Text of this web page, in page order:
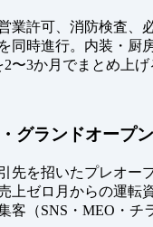
業許可、消防検査、
同時進行。内装・厨
〜3か月でまとめ上げ
グランドオープン
先を招いたプレオー
上ゼロ月からの運転
客（SNS・MEO・チ